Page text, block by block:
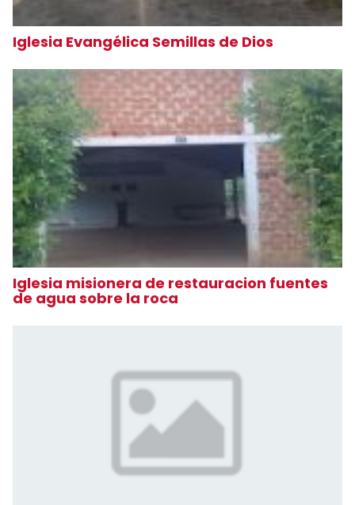
Iglesia Evangélica Semillas de Dios
Iglesia misionera de restauracion fuentes
de agua sobre la roca